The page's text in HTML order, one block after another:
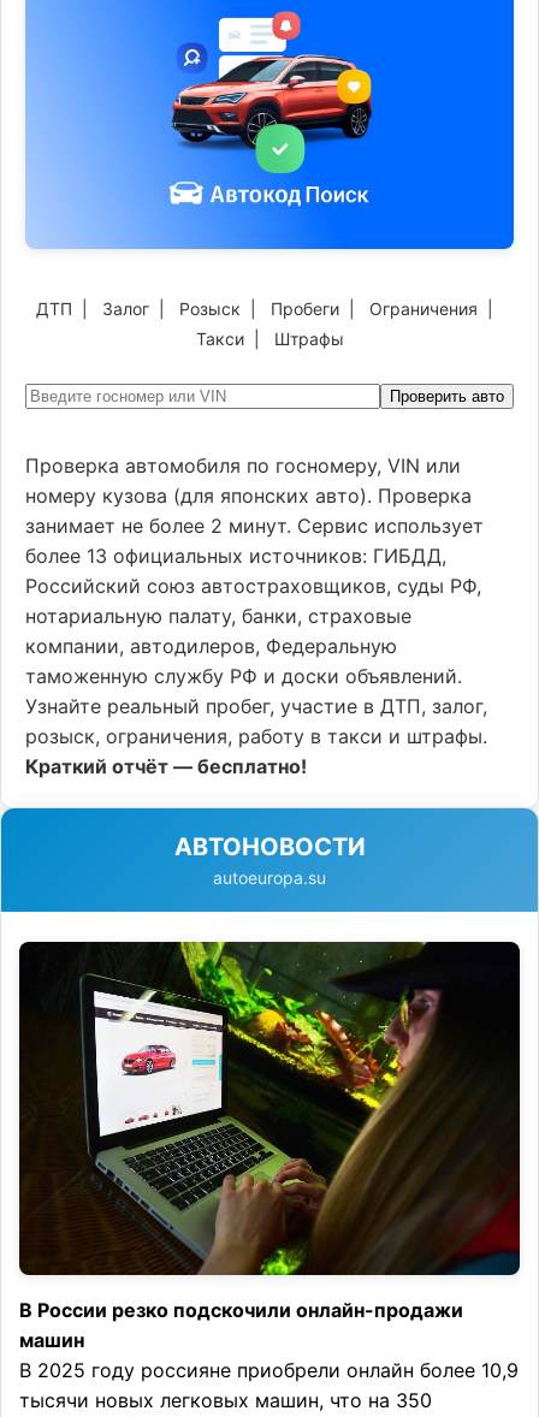
ДТП Залог Розыск Пробеги Ограничения
Такси| Штрафы
Проверить авто
Проверка автомобиля по госномеру, VIN или
номеру кузова (для японских авто). Проверка
занимает не более 2 минут. Сервис использует
более 13 официальных источников: ГИБДД,
Российский союз автостраховщиков, суды РФ,
нотариальную палату, банки, страховые
компании, автодилеров, Федеральную
таможенную службу РФ и доски объявлений.
Узнайте реальный пробег, участие в ДТП, залог,
розыск, ограничения, работу в такси и штрафы.
Краткий отчёт — бесплатно!
АВТОНОВОСТИ
autoeuropa.su
В России резко подскочили онлайн-продажи
машин
В 2025 году россияне приобрели онлайн более 10,9
тысячи новых легковых машин, что на 350